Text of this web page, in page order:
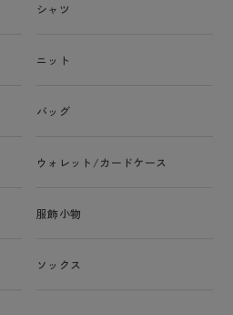
シャツ
ニット
バッグ
ウォレット/カードケース
服飾小物
ソックス